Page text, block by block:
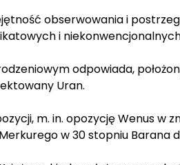
obserwowania i
i
odpowiada,
Uran.
m. in. opozycję Wenus w
w 30 stopniu Barana